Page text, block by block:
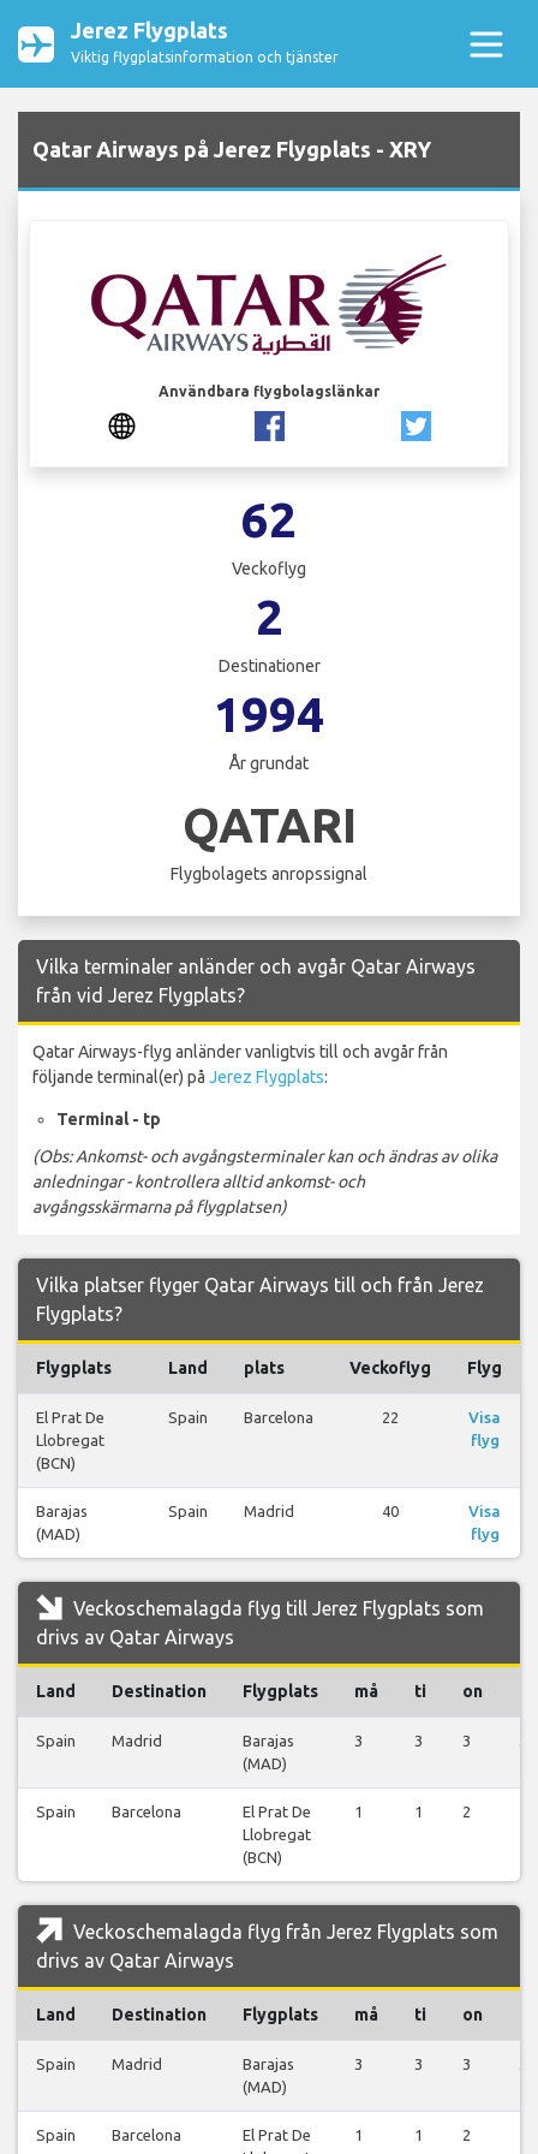
Jerez Flygplats
Viktig flygplatsinformation och tjänster
Qatar Airways på Jerez Flygplats - XRY
Användbara flygbolagslänkar
62
Veckoflyg
2
Destinationer
1994
År grundat
QATARI
Flygbolagets anropssignal
Vilka terminaler anländer och avgår Qatar Airways
från vid Jerez Flygplats?
Qatar Airways-flyg anländer vanligtvis till och avgår från
följande terminal(er) på Jerez Flygplats:
Terminal - tp
(Obs: Ankomst- och avgångsterminaler kan och ändras av olika
anledningar - kontrollera alltid ankomst- och
avgångsskärmarna på flygplatsen)
Vilka platser flyger Qatar Airways till och från Jerez
Flygplats?
Flygplats Land plats Veckoflyg Flyg
El Prat De
Llobregat
(BCN)
Spain Barcelona 22
Visa
flyg
Barajas
(MAD)
Spain Madrid 40
Visa
flyg
Veckoschemalagda flyg till Jerez Flygplats som
drivs av Qatar Airways
Land Destination Flygplats må ti on
Spain Madrid
Barajas
(MAD)
3 3 3
Spain Barcelona
El Prat De
Llobregat
(BCN)
1 1 2
Veckoschemalagda flyg från Jerez Flygplats som
drivs av Qatar Airways
Land Destination Flygplats må ti on
Spain Madrid
Barajas
(MAD)
3 3 3
Spain Barcelona
El Prat De
1 1 2